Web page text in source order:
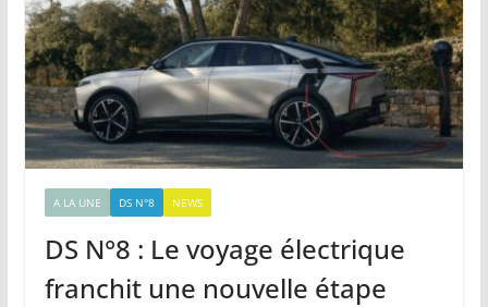
A LA UNE DS N°8 NEWS
DS N°8 : Le voyage électrique
franchit une nouvelle étape